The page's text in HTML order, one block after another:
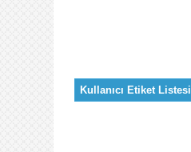
Kullanıcı Etiket Listesi